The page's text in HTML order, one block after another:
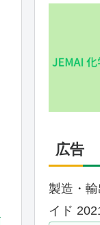
広告
製造・
イド